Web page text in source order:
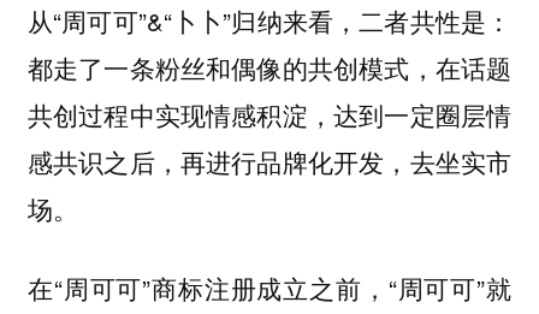
从“周可可”&“卜卜”归纳来看，二者共性是：
都走了一条粉丝和偶像的共创模式，在话题
共创过程中实现情感积淀，达到一定圈层情
感共识之后，再进行品牌化开发，去坐实市
场。
在“周可可”商标注册成立之前，“周可可”就